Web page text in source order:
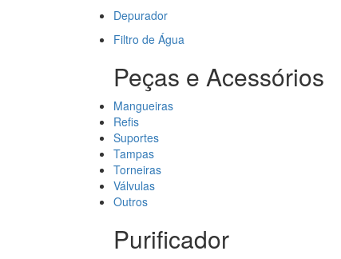
Depurador
Filtro de Água
Peças e Acessórios
Mangueiras
Refis
Suportes
Tampas
Torneiras
Válvulas
Outros
Purificador